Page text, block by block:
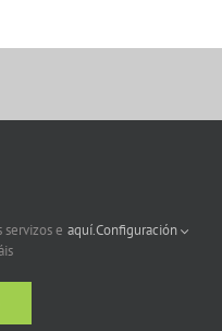
servizos e aquí.Configuración